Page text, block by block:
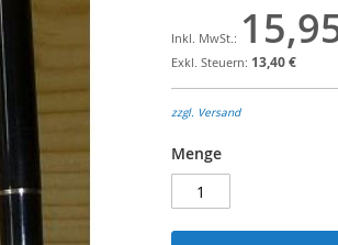
13,40 €
zzgl. Versand
Menge